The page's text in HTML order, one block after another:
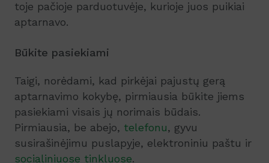
toje pačioje parduotuvėje, kurioje juos puikiai
aptarnavo.
Būkite pasiekiami
Taigi, norėdami, kad pirkėjai pajustų gerą
aptarnavimo kokybę, pirmiausia būkite jiems
pasiekiami visais jų norimais būdais.
Pirmiausia, be abejo, telefonu, gyvu
susirašinėjimu puslapyje, elektroniniu paštu ir
socialiniuose tinkluose.